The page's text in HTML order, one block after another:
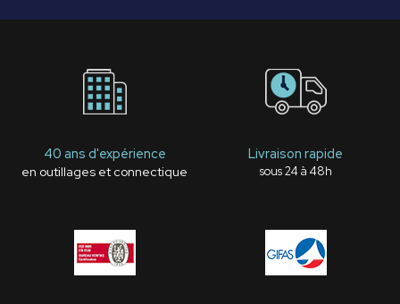
40 ans d'expérience
en outillages et connectique
Livraison rapide
sous 24 à 48h